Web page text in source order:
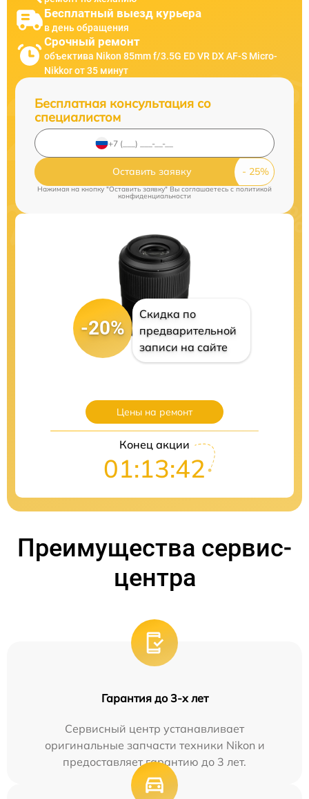
Бесплатный выезд курьера
в день обращения
Срочный ремонт
объектива Nikon 85mm f/3.5G ED VR DX AF-S Micro-
Nikkor от 35 минут
Бесплатная консультация со
специалистом
Оставить заявку
Нажимая на кнопку "Оставить заявку" Вы соглашаетесь cполитикой
конфиденциальности
-20%
Скидка по
предварительной
записи на сайте
Цены на ремонт
Конец акции
01:13:41
Преимущества сервис-
центра
Гарантия до 3-х лет
Сервисный центр устанавливает
оригинальные запчасти техники Nikon и
предоставляет гарантию до 3 лет.